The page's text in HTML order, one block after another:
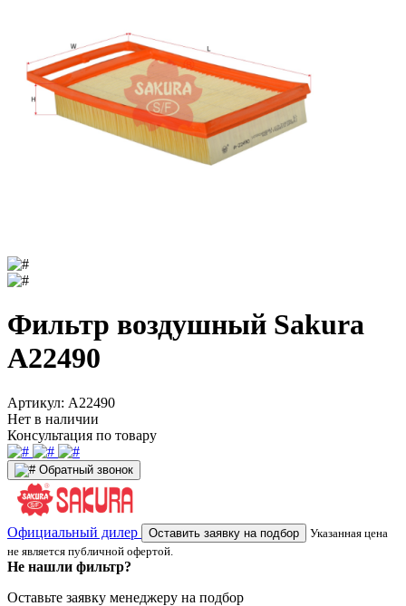
Фильтр воздушный Sakura
A22490
Артикул: A22490
Нет в наличии
Консультация по товару
Обратный звонок
Официальный дилер Оставить заявку на подбор
Указанная цена
не является публичной офертой.
Не нашли фильтр?
Оставьте заявку менеджеру на подбор